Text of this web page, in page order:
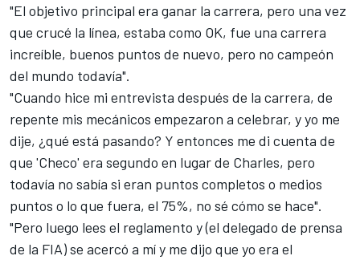
"El objetivo principal era ganar la carrera, pero una vez
que crucé la línea, estaba como OK, fue una carrera
increíble, buenos puntos de nuevo, pero no campeón
del mundo todavía".
"Cuando hice mi entrevista después de la carrera, de
repente mis mecánicos empezaron a celebrar, y yo me
dije, ¿qué está pasando? Y entonces me di cuenta de
que 'Checo' era segundo en lugar de Charles, pero
todavía no sabía si eran puntos completos o medios
puntos o lo que fuera, el 75%, no sé cómo se hace".
"Pero luego lees el reglamento y (el delegado de prensa
de la FIA) se acercó a mí y me dijo que yo era el